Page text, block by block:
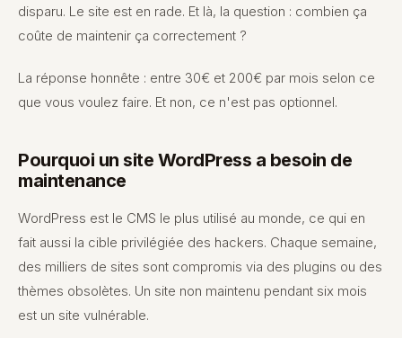
disparu. Le site est en rade. Et là, la question : combien ça
coûte de maintenir ça correctement ?
La réponse honnête : entre 30€ et 200€ par mois selon ce
que vous voulez faire. Et non, ce n'est pas optionnel.
Pourquoi un site WordPress a besoin de
maintenance
WordPress est le CMS le plus utilisé au monde, ce qui en
fait aussi la cible privilégiée des hackers. Chaque semaine,
des milliers de sites sont compromis via des plugins ou des
thèmes obsolètes. Un site non maintenu pendant six mois
est un site vulnérable.